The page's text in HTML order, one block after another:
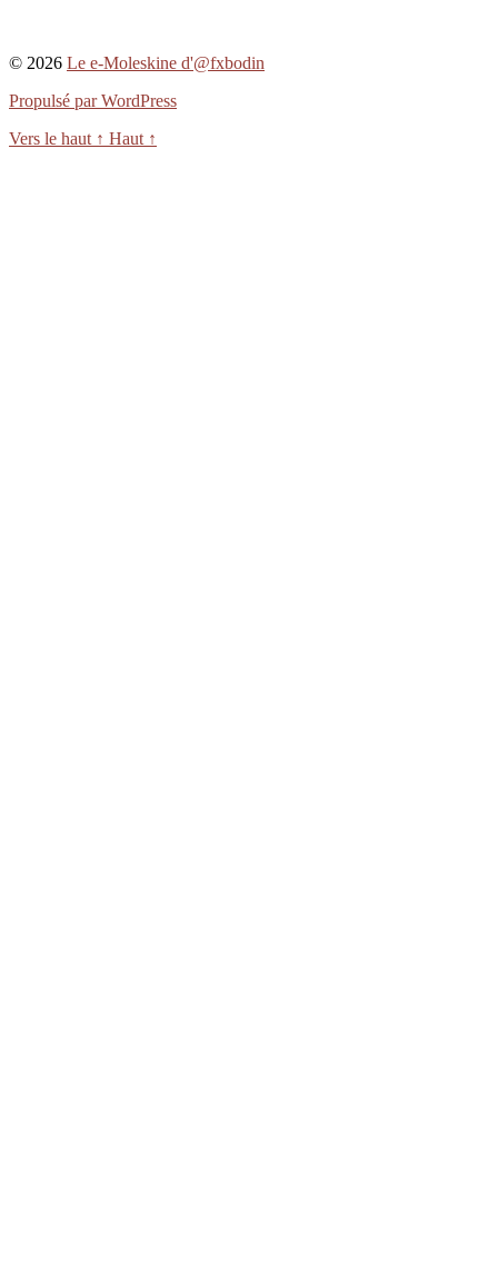
© 2026 Le e-Moleskine d'@fxbodin
Propulsé par WordPress
Vers le haut ↑ Haut ↑